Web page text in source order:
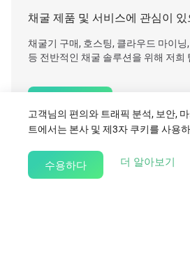
채굴 제품 및 서비스에 관심이
채굴기 구매, 호스팅, 클라우드 마이
등 전반적인 채굴 솔루션을 위해 저희
고객님의 편의와 트래픽 분석, 보안,
트에서는 본사 및 제3자 쿠키를 사용
수용하다 더 알아보기